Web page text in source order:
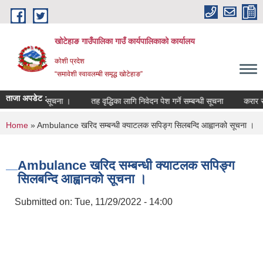
Skip to main content
खोटेहाङ गाउँपालिका गाउँ कार्यपालिकाको कार्यालय
कोशी प्रदेश
“समावेशी स्वावलम्बी समृद्ध खोटेहाङ”
ताजा अपडेट :
हुने सम्बन्धी सूचना । तह वृद्धिका लागि निवेदन पेश गर्ने सम्बन्धी सूचना करार
You are here
Home » Ambulance खरिद सम्बन्धी क्याटलक सपिङ्ग सिलबन्दि आह्वानको सूचना ।
Ambulance खरिद सम्बन्धी क्याटलक सपिङ्ग
सिलबन्दि आह्वानको सूचना ।
Submitted on: Tue, 11/29/2022 - 14:00